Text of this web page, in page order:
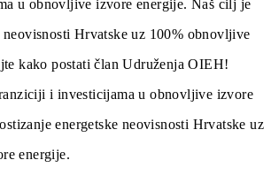
u obnovljive izvore energije. Naš cilj je
neovisnosti Hrvatske uz 100% obnovljive
kako postati član Udruženja OIEH!
i investicijama u obnovljive izvore
energetske neovisnosti Hrvatske uz
energije.